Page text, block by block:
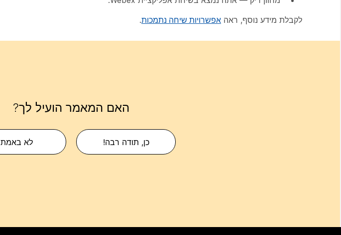
לקבלת מידע נוסף, ראה אפשרויות שיחה נתמכות.
האם המאמר הועיל לך?
כן, תודה רבה! לא באמת